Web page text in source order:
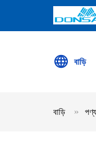
বাড়ি
বাড়ি পণ্য